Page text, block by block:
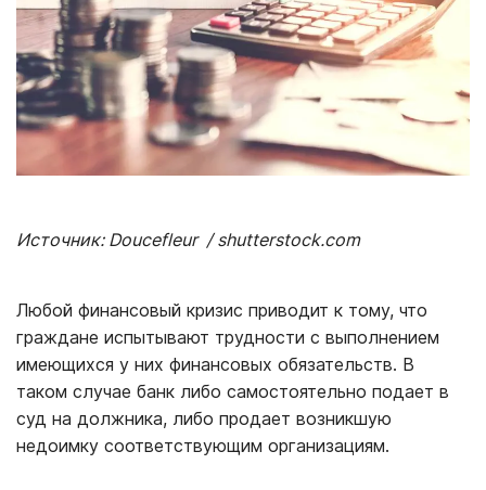
Источник: Doucefleur / shutterstock.com
Любой финансовый кризис приводит к тому, что
граждане испытывают трудности с выполнением
имеющихся у них финансовых обязательств. В
таком случае банк либо самостоятельно подает в
суд на должника, либо продает возникшую
недоимку соответствующим организациям.